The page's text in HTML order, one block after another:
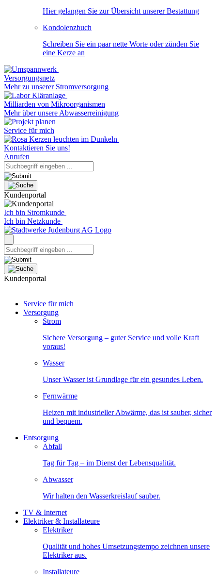
Hier gelangen Sie zur Übersicht unserer Bestattung
Kondolenzbuch
Schreiben Sie ein paar nette Worte oder zünden Sie
eine Kerze an
Versorgungsnetz
Mehr zu unserer Stromversorgung
Milliarden von Mikroorganismen
Mehr über unsere Abwasserreinigung
Service für mich
Kontaktieren Sie uns!
Anrufen
Kundenportal
Ich bin Stromkunde
Ich bin Netzkunde
Kundenportal
Service für mich
Versorgung
Strom
Sichere Versorgung – guter Service und volle Kraft
voraus!
Wasser
Unser Wasser ist Grundlage für ein gesundes Leben.
Fernwärme
Heizen mit industrieller Abwärme, das ist sauber, sicher
und bequem.
Entsorgung
Abfall
Tag für Tag – im Dienst der Lebensqualität.
Abwasser
Wir halten den Wasserkreislauf sauber.
TV & Internet
Elektriker & Installateure
Elektriker
Qualität und hohes Umsetzungstempo zeichnen unsere
Elektriker aus.
Installateure